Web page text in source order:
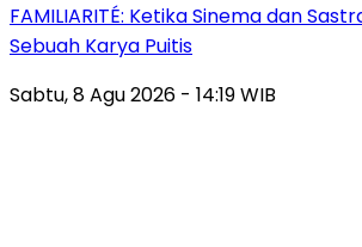
FAMILIARITÉ: Ketika Sinema dan
Sebuah Karya Puitis
Sabtu, 8 Agu 2026 - 14:19 WIB